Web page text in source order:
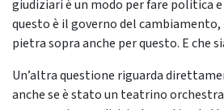
giudiziari è un modo per fare politica
questo è il governo del
pietra sopra anche per questo. E che
Un’altra questione riguarda
anche se è stato un teatrino